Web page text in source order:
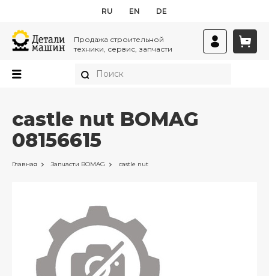
RU EN DE
Продажа строительной
техники, сервис, запчасти
castle nut BOMAG
08156615
Главная Запчасти BOMAG castle nut